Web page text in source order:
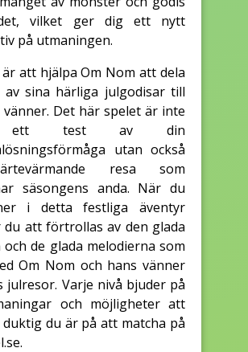
vilket ger dig ett nytt
på utmaningen.
att hjälpa Om Nom att dela
av sina härliga julgodisar till
vänner. Det här spelet är inte
ett test av din
utan också
resa som
säsongens anda. När du
i detta festliga äventyr
du att förtrollas av den glada
de glada melodierna som
Om Nom och hans vänner
julresor. Varje nivå bjuder på
och möjligheter att
du är på att matcha på